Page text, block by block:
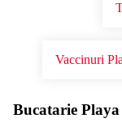
Vaccinuri
Bucatarie